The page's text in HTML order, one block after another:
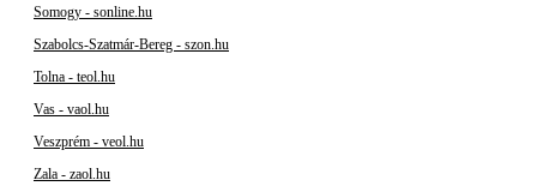
Somogy - sonline.hu
Szabolcs-Szatmár-Bereg - szon.hu
Tolna - teol.hu
Vas - vaol.hu
Veszprém - veol.hu
Zala - zaol.hu